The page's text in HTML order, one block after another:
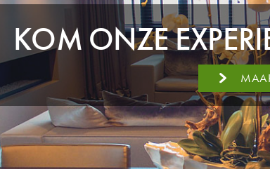
KOM ONZE